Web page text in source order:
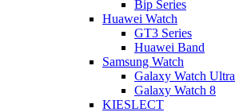
Bip Series
Huawei Watch
GT3 Series
Huawei Band
Samsung Watch
Galaxy Watch Ultra
Galaxy Watch 8
KIESLECT